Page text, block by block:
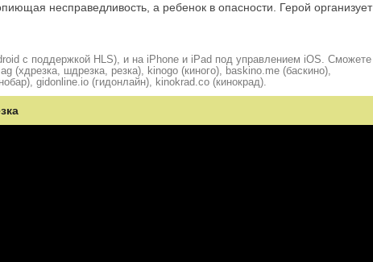
несправедливость, а ребенок в опасности. Герой организует
с поддержкой HLS), и на iPhone и iPad под управлением iOS. Сможете
шдрезка, резка), kinogo (киного), baskino.me (баскино),
gidonline.io (гидонлайн), kinokrad.сo (кинокрад).